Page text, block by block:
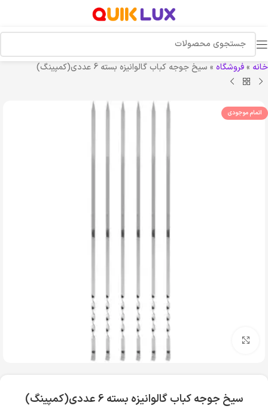
خانه »فروشگاه » سیخ جوجه کباب گالوانیزه بسته 6 عددی(کمپینگ)
اتمام موجودی
سیخ جوجه کباب گالوانیزه بسته 6 عددی(کمپینگ)